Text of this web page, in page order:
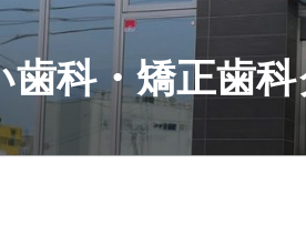
科・矯正歯